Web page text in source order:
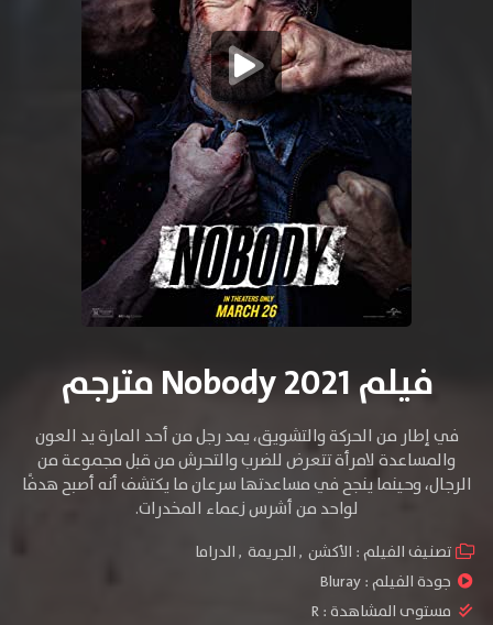
فيلم Nobody 2021 مترجم
في إطار من الحركة والتشويق، يمد رجل من أحد المارة يد العون
والمساعدة لامرأة تتعرض للضرب والتحرش من قبل مجموعة من
الرجال، وحينما ينجح في مساعدتها سرعان ما يكتشف أنه أصبح هدفًا
لواحد من أشرس زعماء المخدرات.
تصنيف الفيلم : الأكشن ,الجريمة ,الدراما
جودة الفيلم :Bluray
مستوى المشاهدة :R